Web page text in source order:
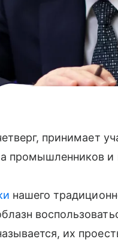
принимает
промышленников
нашего
их